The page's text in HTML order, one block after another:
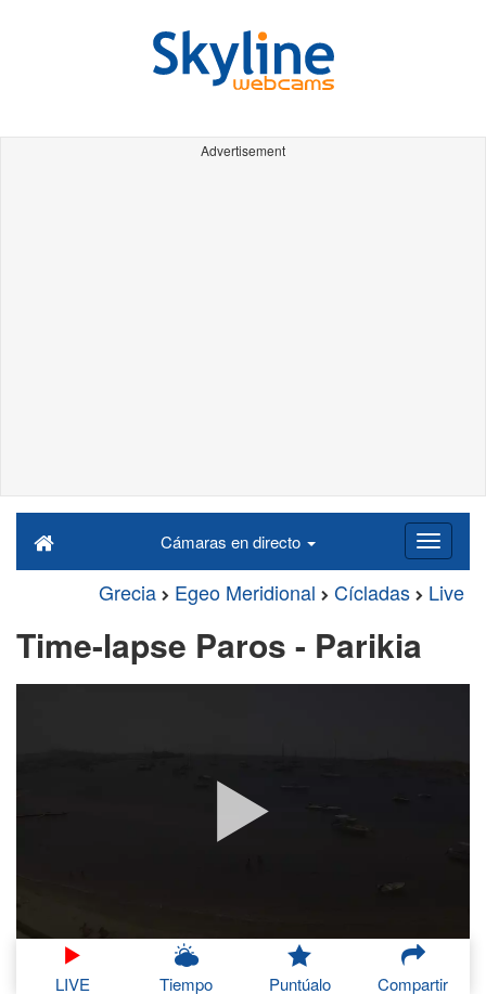
Advertisement
Cámaras en directo
Grecia Egeo Meridional Cícladas Live
Time-lapse Paros - Parikia
LIVE Tiempo Puntúalo Compartir